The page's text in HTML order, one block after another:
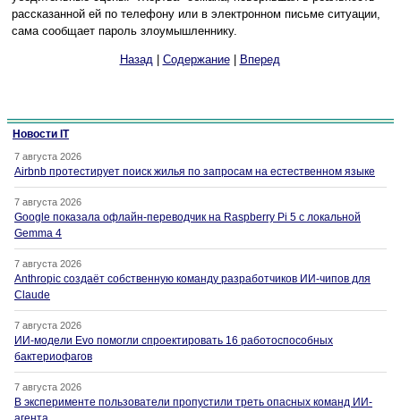
рассказанной ей по телефону или в электронном письме ситуации,
сама сообщает пароль злоумышленнику.
Назад| Содержание| Вперед
Новости IT
7 августа 2026
Airbnb протестирует поиск жилья по запросам на естественном языке
7 августа 2026
Google показала офлайн-переводчик на Raspberry Pi 5 с локальной
Gemma 4
7 августа 2026
Anthropic создаёт собственную команду разработчиков ИИ-чипов для
Claude
7 августа 2026
ИИ-модели Evo помогли спроектировать 16 работоспособных
бактериофагов
7 августа 2026
В эксперименте пользователи пропустили треть опасных команд ИИ-